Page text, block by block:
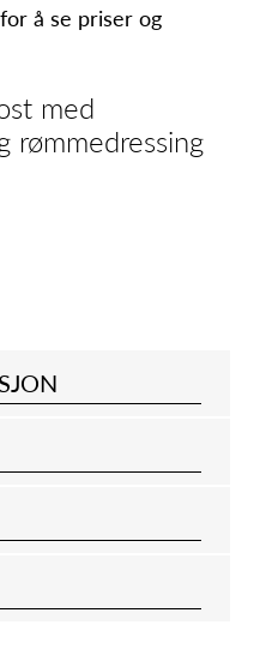
for å se priser og
med
rømmedressing